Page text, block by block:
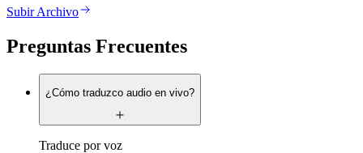
Subir Archivo
Preguntas Frecuentes
¿Cómo traduzco audio en vivo?
Traduce por voz